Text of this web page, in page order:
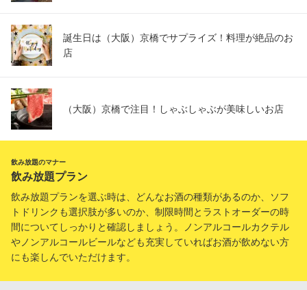
誕生日は（大阪）京橋でサプライズ！料理が絶品のお
店
（大阪）京橋で注目！しゃぶしゃぶが美味しいお店
飲み放題のマナー
飲み放題プラン
飲み放題プランを選ぶ時は、どんなお酒の種類があるのか、ソフ
トドリンクも選択肢が多いのか、制限時間とラストオーダーの時
間についてしっかりと確認しましょう。ノンアルコールカクテル
やノンアルコールビールなども充実していればお酒が飲めない方
にも楽しんでいただけます。